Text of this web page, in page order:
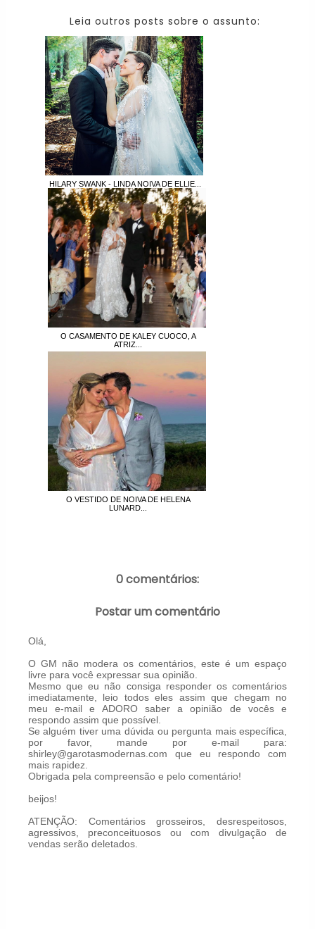
Leia outros posts sobre o assunto:
HILARY SWANK - LINDA NOIVA DE ELLIE...
O CASAMENTO DE KALEY CUOCO, A
ATRIZ...
O VESTIDO DE NOIVA DE HELENA
LUNARD...
0 comentários:
Postar um comentário
Olá,
O GM não modera os comentários, este é um espaço
livre para você expressar sua opinião.
Mesmo que eu não consiga responder os comentários
imediatamente, leio todos eles assim que chegam no
meu e-mail e ADORO saber a opinião de vocês e
respondo assim que possível.
Se alguém tiver uma dúvida ou pergunta mais específica,
por favor, mande por e-mail para:
shirley@garotasmodernas.com que eu respondo com
mais rapidez.
Obrigada pela compreensão e pelo comentário!
beijos!
ATENÇÃO: Comentários grosseiros, desrespeitosos,
agressivos, preconceituosos ou com divulgação de
vendas serão deletados.